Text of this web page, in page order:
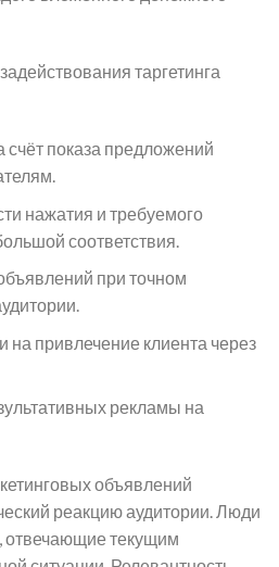
таргетинга
счёт показа предложений
нажатия и требуемого
соответствия.
при точном
привлечение клиента через
рекламы на
объявлений
реакцию аудитории. Люди
отвечающие текущим